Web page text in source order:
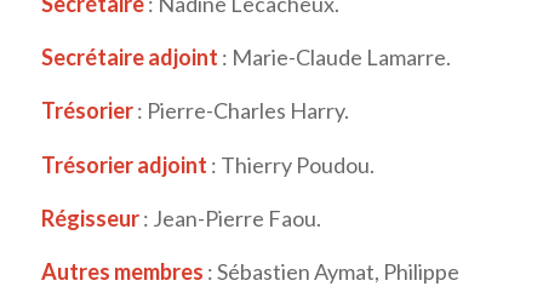
Secrétaire adjoint : Marie-Claude Lamarre.
Trésorier: Pierre-Charles Harry.
Trésorier adjoint : Thierry Poudou.
Régisseur: Jean-Pierre Faou.
Autres membres : Sébastien Aymat, Philippe